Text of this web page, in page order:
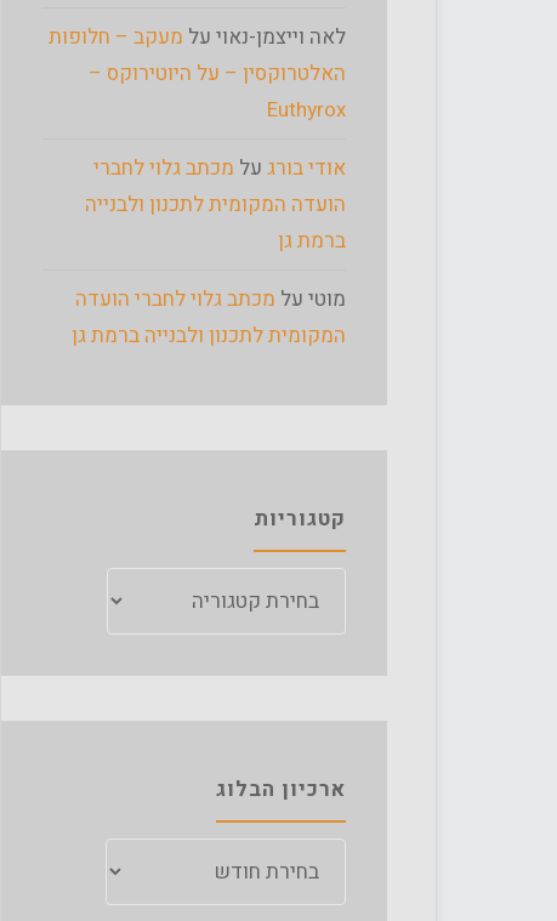
לאה וייצמן-נאוי על מעקב – חלופות
האלטרוקסין – על היוטירוקס –
Euthyrox
אודי בורג על מכתב גלוי לחברי
הועדה המקומית לתכנון ולבנייה
ברמת גן
מוטי על מכתב גלוי לחברי הועדה
המקומית לתכנון ולבנייה ברמת גן
קטגוריות
ארכיון הבלוג